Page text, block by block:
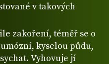
v takových
zakoření, téměř se o
kyselou půdu,
Vyhovuje jí